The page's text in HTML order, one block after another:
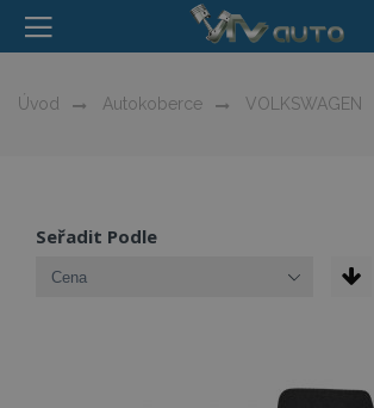
Úvod Autokoberce VOLKSWAGEN
Seřadit Podle